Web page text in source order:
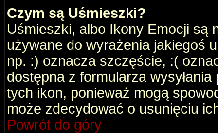
Czym są Uśmieszki?
Uśmieszki, albo Ikony Emocji są
używane do wyrażenia jakiegoś
np. :) oznacza szczęście, :(
dostępna z formularza
tych ikon, ponieważ mogą
może zdecydować o usunięciu
Powrót do góry